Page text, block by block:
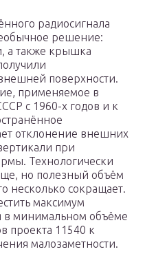
радиосигнала
решение:
а также крышка
поверхности.
применяемое в
с 1960-х годов и к
отклонение внешних
при
Технологически
но полезный объём
несколько сокращает.
максимум
в минимальном объёме
проекта 11540 к
малозаметности.